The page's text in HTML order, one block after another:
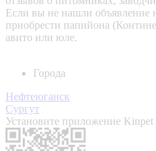
Если вы не нашли объявление
приобрести папийона
авито или юле.
Города
Нефтеюганск
Сургут
Установите приложение Kinpet